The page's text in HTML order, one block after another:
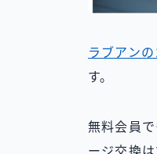
ラブアン
す。
無料会員